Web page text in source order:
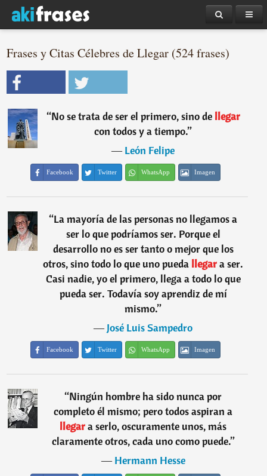
Frases y Citas Célebres de Llegar (524 frases)
“No se trata de ser el primero, sino dellegar
con todos y a tiempo.”
―León Felipe
Facebook Twitter WhatsApp Imagen
“La mayoría de las personas no llegamos a
ser lo que podríamos ser. Porque el
desarrollo no es ser tanto o mejor que los
otros, sino todo lo que uno pueda llegara ser.
Casi nadie, yo el primero, llega a todo lo que
pueda ser. Todavía soy aprendiz de mí
mismo.”
―José Luis Sampedro
Facebook Twitter WhatsApp Imagen
“Ningún hombre ha sido nunca por
completo él mismo; pero todos aspiran a
llegara serlo, oscuramente unos, más
claramente otros, cada uno como puede.”
―Hermann Hesse